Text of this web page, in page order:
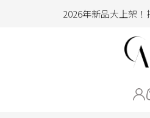
2026年新品大上架
hello !! Happy
2026年新品大上架！